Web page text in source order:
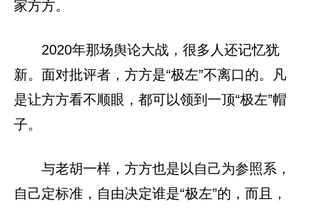
家方方。
2020年那场舆论大战，很多人还记忆犹
新。面对批评者，方方是“极左”不离口的。凡
是让方方看不顺眼，都可以领到一顶“极左”帽
子。
与老胡一样，方方也是以自己为参照系，
自己定标准，自由决定谁是“极左”的，而且，